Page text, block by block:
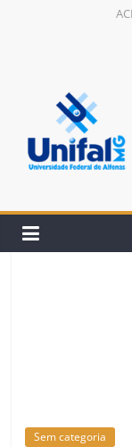
conteúdo
Sem categoria